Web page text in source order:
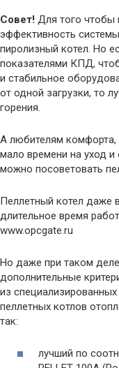
Совет! Для того чтобы
эффективность
пиролизный котел. Но
показателями КПД,
и стабильное
от одной загрузки, то
горения.
А любителям
мало времени на уход
можно посоветовать
Пеллетный котел даже
длительное время
www.opcgate.ru
Но даже при таком
дополнительные
из
пеллетных котлов
так:
лучший по